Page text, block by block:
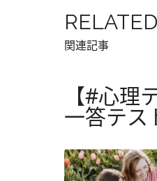
RELATED
関連記事
【#心
一答テス